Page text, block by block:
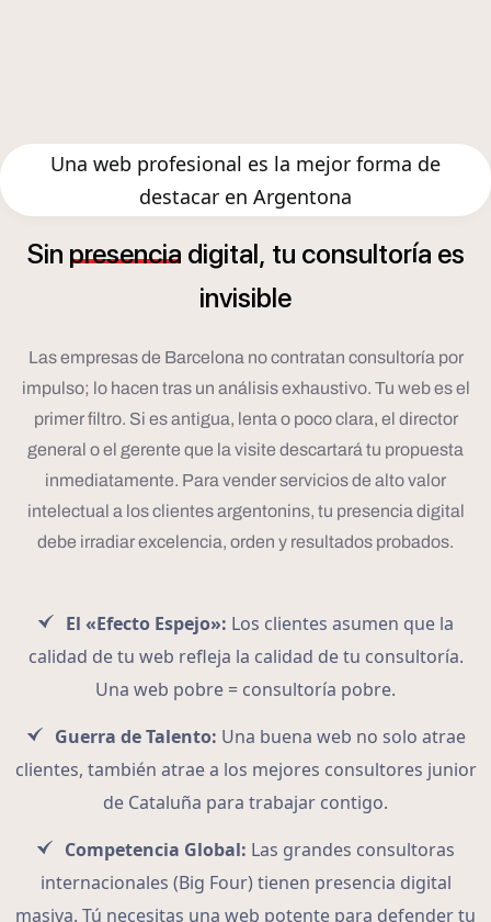
Una web profesional es la mejor forma de
destacar en Argentona
Sin presencia digital, tu consultoría es
invisible
Las empresas de Barcelona no contratan consultoría por
impulso; lo hacen tras un análisis exhaustivo. Tu web es el
primer filtro. Si es antigua, lenta o poco clara, el director
general o el gerente que la visite descartará tu propuesta
inmediatamente. Para vender servicios de alto valor
intelectual a los clientes argentonins, tu presencia digital
debe irradiar excelencia, orden y resultados probados.
El «Efecto Espejo»: Los clientes asumen que la
calidad de tu web refleja la calidad de tu consultoría.
Una web pobre = consultoría pobre.
Guerra de Talento: Una buena web no solo atrae
clientes, también atrae a los mejores consultores junior
de Cataluña para trabajar contigo.
Competencia Global: Las grandes consultoras
internacionales (Big Four) tienen presencia digital
masiva. Tú necesitas una web potente para defender tu